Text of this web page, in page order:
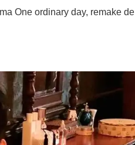
One ordinary day, remake de